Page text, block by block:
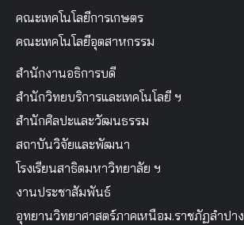
คณะเทคโนโลยีการเกษตร
คณะเทคโนโลยีอุตสาหกรรม
สำนักงานอธิการบดี
สำนักวิทยบริการและเทคโนโลยี ฯ
สำนักศิลปะและวัฒนธรรม
สถาบันวิจัยและพัฒนา
โรงเรียนสาธิตมหาวิทยาลัย ฯ
งานประชาสัมพันธ์
อุทยานวิทยาศาสตร์ภาคเหนือม.ราชภัฏลำปาง